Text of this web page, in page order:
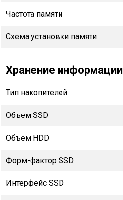
Частота памяти
Схема установки памяти
Хранение информации
Тип накопителей
Объем SSD
Объем HDD
Форм-фактор SSD
Интерфейс SSD